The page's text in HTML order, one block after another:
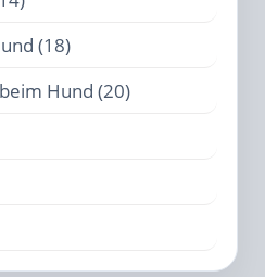
(18)
Hund (20)